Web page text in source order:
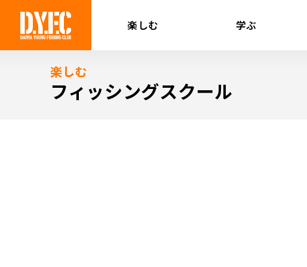
楽しむ 学ぶ
楽しむ
フィッシングスクール